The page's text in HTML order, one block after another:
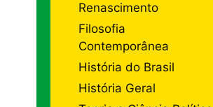
Renascimento
Filosofia
Contemporânea
História do Brasil
História Geral